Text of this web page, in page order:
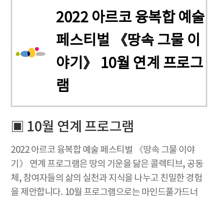
2022 아르코 융복합 예술
페스티벌 《땅속 그물 이
야기》 10월 연계 프로그
램
▣ 10월 연계 프로그램
2022 아르코 융복합 예술 페스티벌 《땅속 그물 이야
기》 연계 프로그램은 땅의 기운을 닮은 콜렉티브, 공동
체, 참여자들의 삶의 실천과 지식을 나누고 친밀한 경험
을 제안합니다. 10월 프로그램으로는 마인드풀가드너